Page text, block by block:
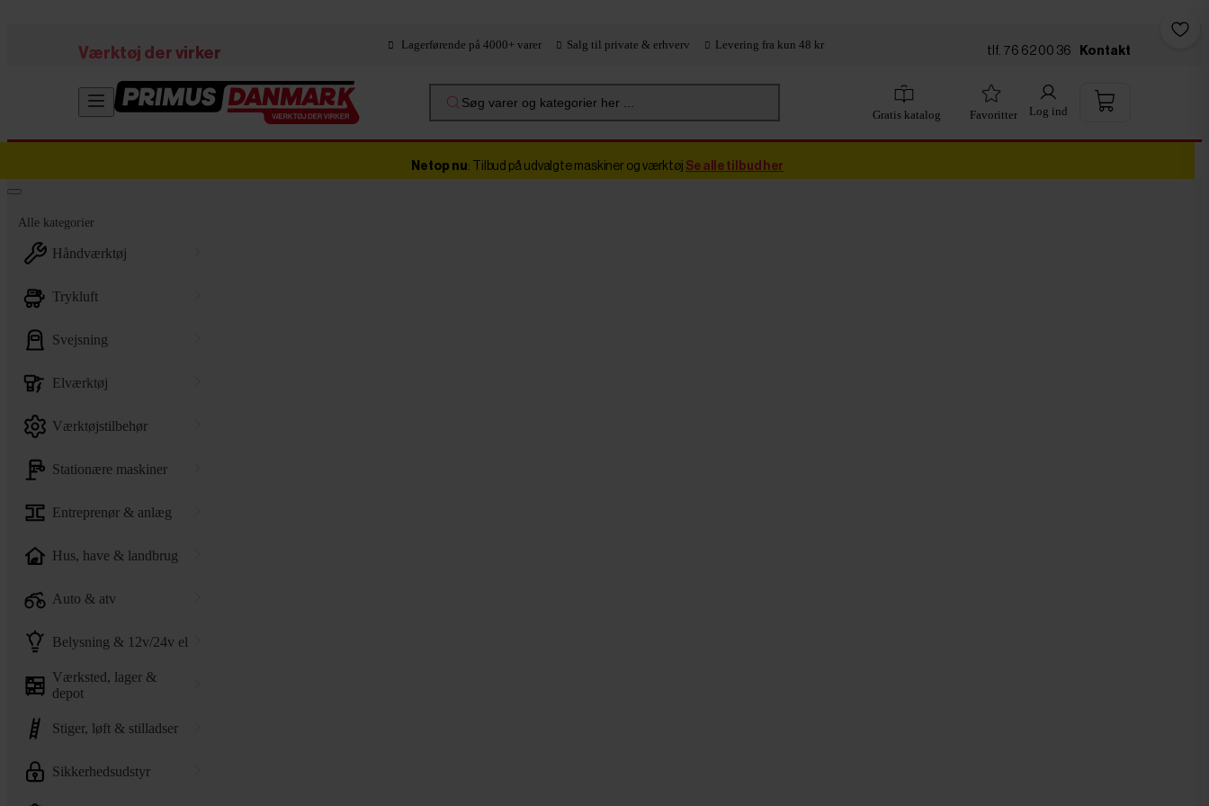
Værktøj der virker
Lagerførende på 4000+ varer Salg til private & erhverv Levering fra kun 48 kr tlf. 76 62 00 36 Kontakt
Søg varer og kategorier her ...
Gratis katalog Favoritter Log ind
Netop nu: Tilbud på udvalgte maskiner og værktøj Se alle tilbud her
Alle kategorier
håndværktøj
trykluft
svejsning
elværktøj
værktøjstilbehør
stationære maskiner
entreprenør & anlæg
hus, have & landbrug
auto & atv
belysning & 12v/24v el
værksted, lager &
depot
stiger, løft & stilladser
sikkerhedsudstyr